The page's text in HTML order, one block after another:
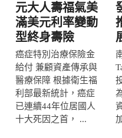
元大人壽福氣美
滿美元利率變動
型終身壽險
癌症特別治療保險金
給付 兼顧資產傳承與
醫療保障 根據衛生福
利部最新統計，癌症
已連續44年位居國人
十大死因之首， ...